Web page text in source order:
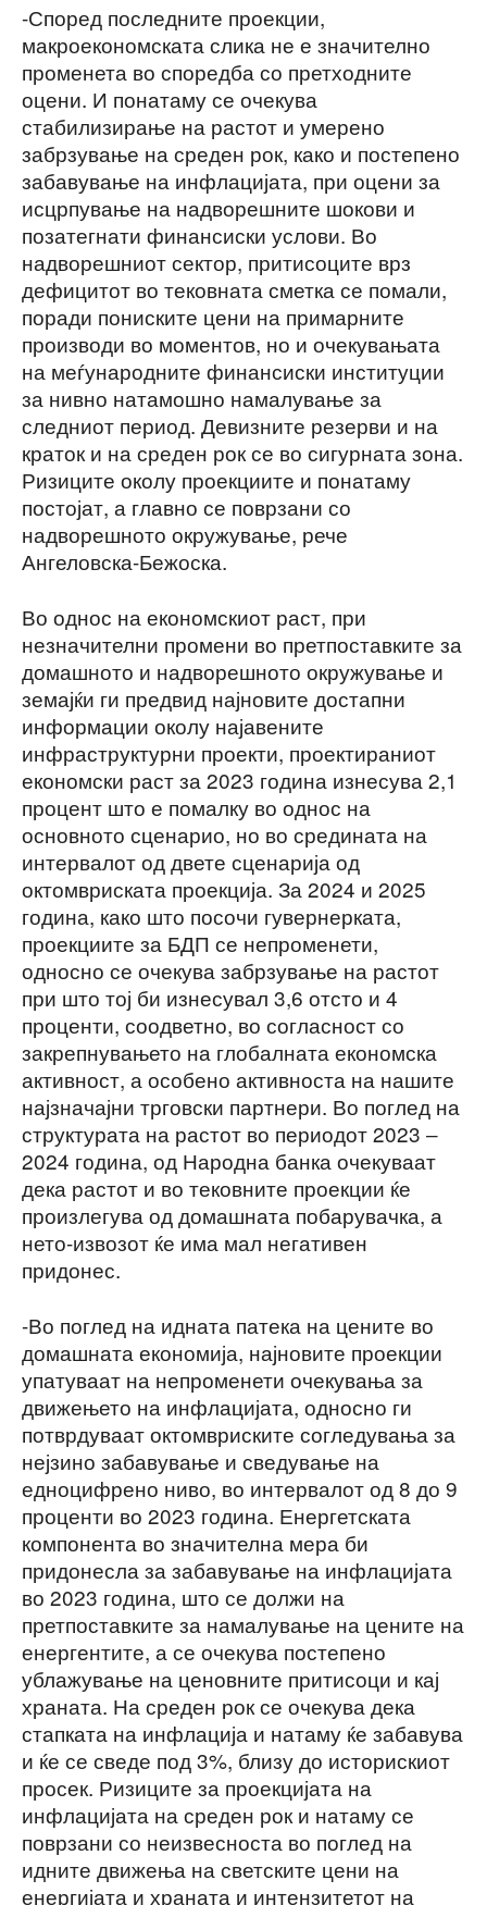
-Според последните проекции,
макроекономската слика не е значително
променета во споредба со претходните
оцени. И понатаму се очекува
стабилизирање на растот и умерено
забрзување на среден рок, како и постепено
забавување на инфлацијата, при оцени за
исцрпување на надворешните шокови и
позатегнати финансиски услови. Во
надворешниот сектор, притисоците врз
дефицитот во тековната сметка се помали,
поради пониските цени на примарните
производи во моментов, но и очекувањата
на меѓународните финансиски институции
за нивно натамошно намалување за
следниот период. Девизните резерви и на
краток и на среден рок се во сигурната зона.
Ризиците околу проекциите и понатаму
постојат, а главно се поврзани со
надворешното окружување, рече
Ангеловска-Бежоска.
Во однос на економскиот раст, при
незначителни промени во претпоставките за
домашното и надворешното окружување и
земајќи ги предвид најновите достапни
информации околу најавените
инфраструктурни проекти, проектираниот
економски раст за 2023 година изнесува 2,1
процент што е помалку во однос на
основното сценарио, но во средината на
интервалот од двете сценарија од
октомвриската проекција. За 2024 и 2025
година, како што посочи гувернерката,
проекциите за БДП се непроменети,
односно се очекува забрзување на растот
при што тој би изнесувал 3,6 отсто и 4
проценти, соодветно, во согласност со
закрепнувањето на глобалната економска
активност, а особено активноста на нашите
најзначајни трговски партнери. Во поглед на
структурата на растот во периодот 2023 ‒
2024 година, од Народна банка очекуваат
дека растот и во тековните проекции ќе
произлегува од домашната побарувачка, а
нето-извозот ќе има мал негативен
придонес.
-Во поглед на идната патека на цените во
домашната економија, најновите проекции
упатуваат на непроменети очекувања за
движењето на инфлацијата, односно ги
потврдуваат октомвриските согледувања за
нејзино забавување и сведување на
едноцифрено ниво, во интервалот од 8 до 9
проценти во 2023 година. Енергетската
компонента во значителна мера би
придонесла за забавување на инфлацијата
во 2023 година, што се должи на
претпоставките за намалување на цените на
енергентите, а се очекува постепено
ублажување на ценовните притисоци и кај
храната. На среден рок се очекува дека
стапката на инфлација и натаму ќе забавува
и ќе се сведе под 3%, близу до историскиот
просек. Ризиците за проекцијата на
инфлацијата на среден рок и натаму се
поврзани со неизвесноста во поглед на
идните движења на светските цени на
енергијата и храната и интензитетот на